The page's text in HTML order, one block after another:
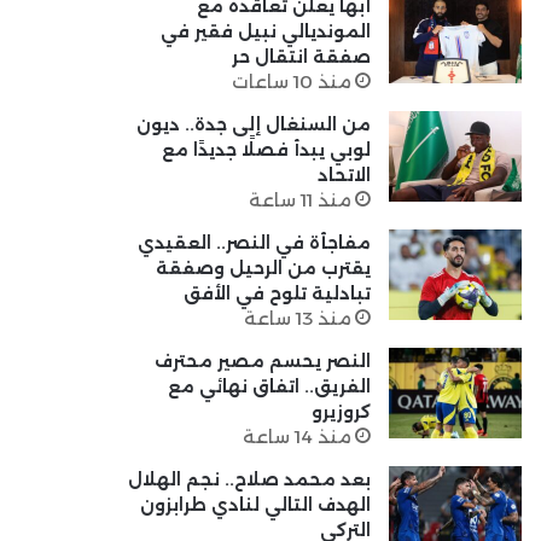
أبها يعلن تعاقده مع
المونديالي نبيل فقير في
صفقة انتقال حر
منذ 10 ساعات
من السنغال إلى جدة.. ديون
لوبي يبدأ فصلًا جديدًا مع
الاتحاد
منذ 11 ساعة
مفاجأة في النصر.. العقيدي
يقترب من الرحيل وصفقة
تبادلية تلوح في الأفق
منذ 13 ساعة
النصر يحسم مصير محترف
الفريق.. اتفاق نهائي مع
كروزيرو
منذ 14 ساعة
بعد محمد صلاح.. نجم الهلال
الهدف التالي لنادي طرابزون
التركي